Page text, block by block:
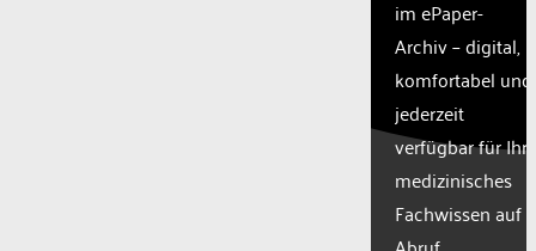
im ePaper-
Archiv – digital,
komfortabel und
jederzeit
verfügbar für Ihr
medizinisches
Fachwissen auf